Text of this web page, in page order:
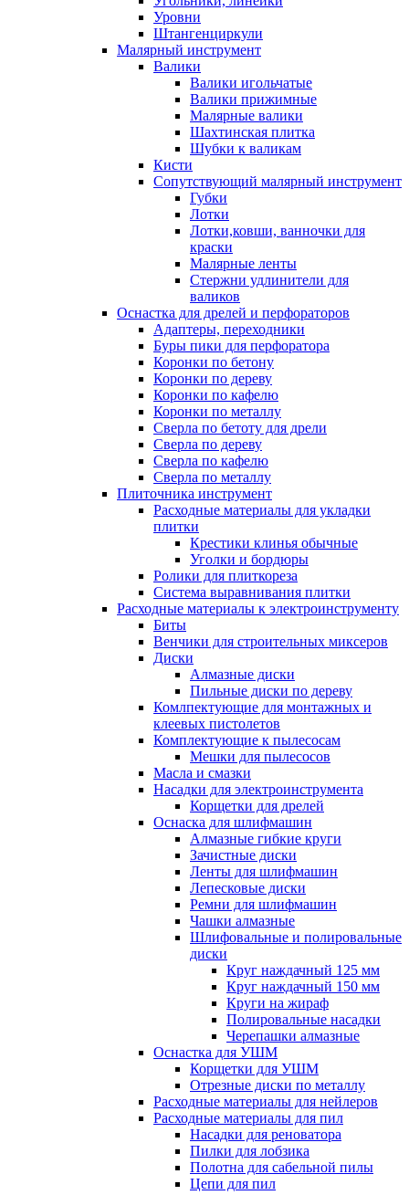
Уровни
Штангенциркули
Малярный инструмент
Валики
Валики игольчатые
Валики прижимные
Малярные валики
Шахтинская плитка
Шубки к валикам
Кисти
Сопутствующий малярный инструмент
Губки
Лотки
Лотки,ковши, ванночки для
краски
Малярные ленты
Стержни удлинители для
валиков
Оснастка для дрелей и перфораторов
Адаптеры, переходники
Буры пики для перфоратора
Коронки по бетону
Коронки по дереву
Коронки по кафелю
Коронки по металлу
Сверла по бетоту для дрели
Сверла по дереву
Сверла по кафелю
Сверла по металлу
Плиточника инструмент
Расходные материалы для укладки
плитки
Крестики клинья обычные
Уголки и бордюры
Ролики для плиткореза
Система выравнивания плитки
Расходные материалы к электроинструменту
Биты
Венчики для строительных миксеров
Диски
Алмазные диски
Пильные диски по дереву
Комлпектующие для монтажных и
клеевых пистолетов
Комплектующие к пылесосам
Мешки для пылесосов
Масла и смазки
Насадки для электроинструмента
Корщетки для дрелей
Оснаска для шлифмашин
Алмазные гибкие круги
Зачистные диски
Ленты для шлифмашин
Лепесковые диски
Ремни для шлифмашин
Чашки алмазные
Шлифовальные и полировальные
диски
Круг наждачный 125 мм
Круг наждачный 150 мм
Круги на жираф
Полировальные насадки
Черепашки алмазные
Оснастка для УШМ
Корщетки для УШМ
Отрезные диски по металлу
Расходные материалы для нейлеров
Расходные материалы для пил
Насадки для реноватора
Пилки для лобзика
Полотна для сабельной пилы
Цепи для пил